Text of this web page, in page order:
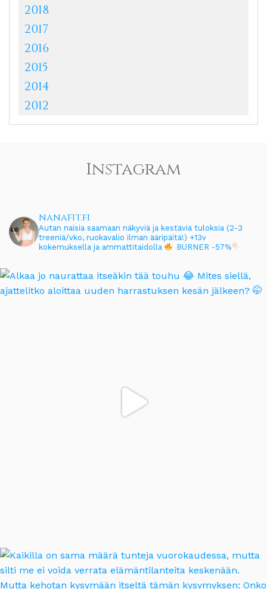
2018
2017
2016
2015
2014
2012
Instagram
nanafit.fi
Autan naisia saamaan näkyviä ja kestäviä tuloksia (2-3
treeniä/vko, ruokavalio ilman ääripäitä!) +13v
kokemuksella ja ammattitaidolla
BURNER -57%